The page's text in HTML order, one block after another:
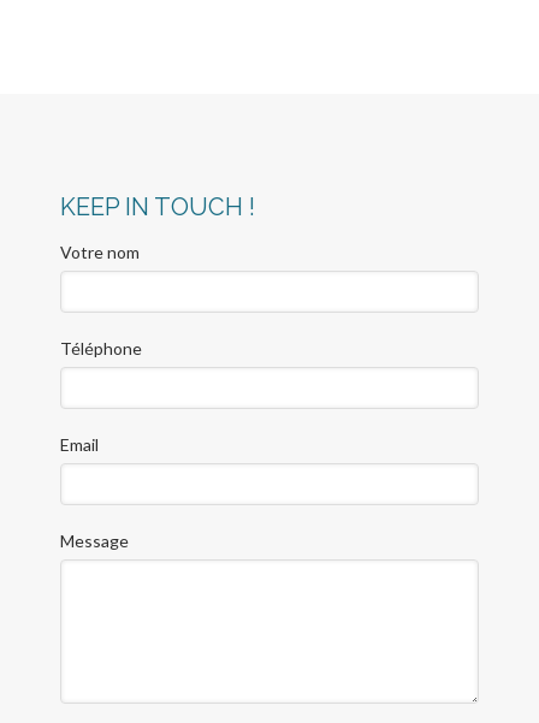
KEEP IN TOUCH !
Votre nom
Téléphone
Email
Message